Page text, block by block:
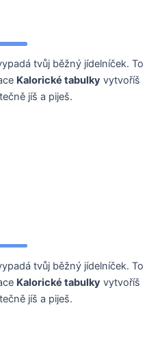
tvůj běžný jídelníček. To
Kalorické tabulky vytvoříš
jíš a piješ.
tvůj běžný jídelníček. To
Kalorické tabulky vytvoříš
jíš a piješ.